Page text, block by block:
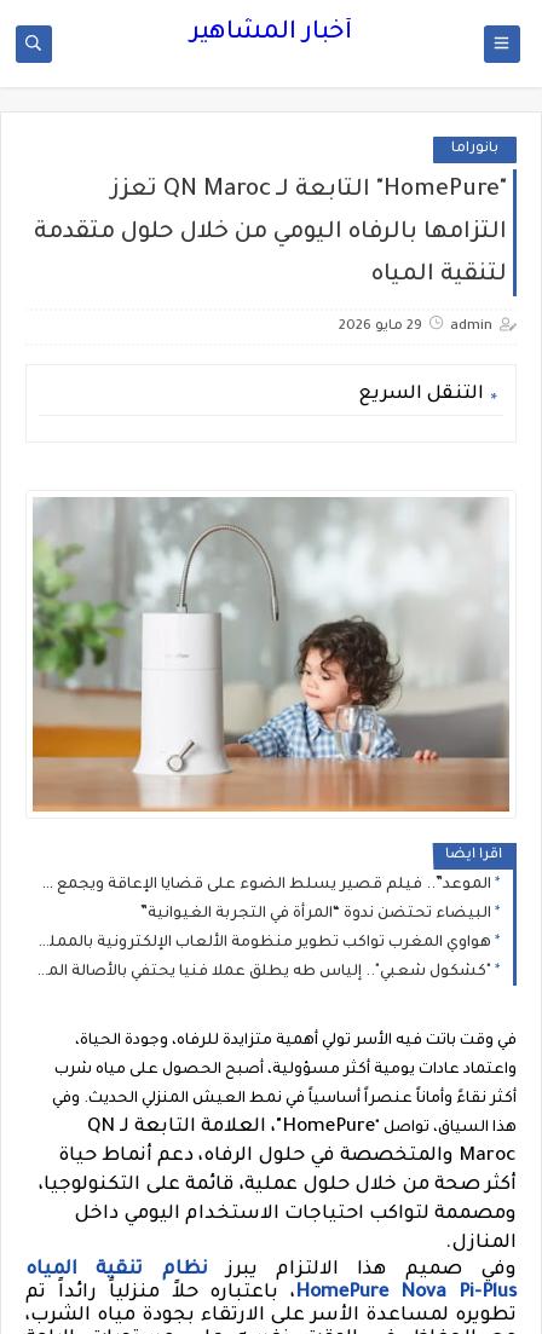
أخبار المشاهير
بانوراما
"HomePure" التابعة لـ QN Maroc تعزز
التزامها بالرفاه اليومي من خلال حلول متقدمة
لتنقية المياه
admin 29 مايو 2026
التنقل السريع
اقرا ايضا
الموعد”.. فيلم قصير يسلط الضوء على قضايا الإعاقة ويجمع مهنيي السينما بالرباط
البيضاء تحتضن ندوة “المرأة في التجربة الغيوانية”
هواوي المغرب تواكب تطوير منظومة الألعاب الإلكترونية بالمملكة بمناسبة Morocco Gaming Expo 2026
"كشكول شعبي".. إلياس طه يطلق عملا فنيا يحتفي بالأصالة المغربية
في وقت باتت فيه الأسر تولي أهمية متزايدة للرفاه، وجودة الحياة،
واعتماد عادات يومية أكثر مسؤولية، أصبح الحصول على مياه شرب
أكثر نقاءً وأماناً عنصراً أساسياً في نمط العيش المنزلي الحديث. وفي
هذا السياق، تواصل " HomePure"، العلامة التابعة لـ QN
Maroc والمتخصصة في حلول الرفاه، دعم أنماط حياة
أكثر صحة من خلال حلول عملية، قائمة على التكنولوجيا،
ومصممة لتواكب احتياجات الاستخدام اليومي داخل
المنازل.
وفي صميم هذا الالتزام يبرز نظام تنقية المياه
HomePure Nova Pi-Plus، باعتباره حلاً منزلياً رائداً تم
تطويره لمساعدة الأسر على الارتقاء بجودة مياه الشرب،